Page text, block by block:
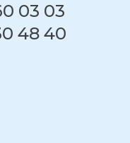
03 03
48 40